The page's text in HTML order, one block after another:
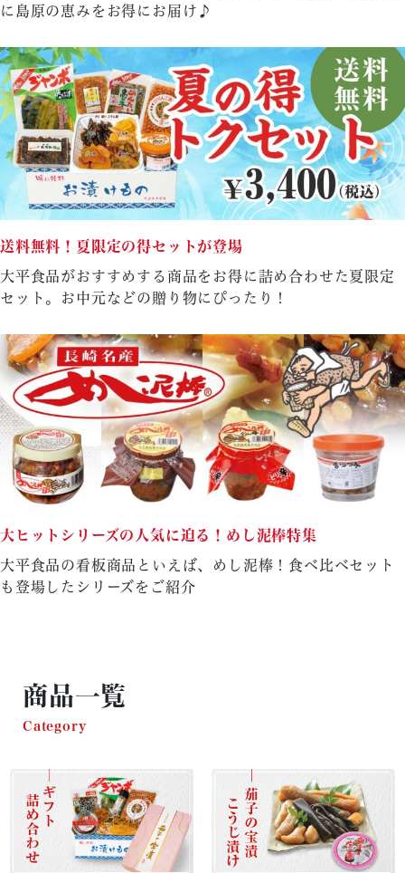
に島原の恵みをお得にお届け♪
送料無料！夏限定の得セットが登場
大平食品がおすすめする商品をお得に詰め合わせた夏限定
セット。お中元などの贈り物にぴったり！
大ヒットシリーズの人気に迫る！めし泥棒特集
大平食品の看板商品といえば、めし泥棒！食べ比べセット
も登場したシリーズをご紹介
商品一覧
Category